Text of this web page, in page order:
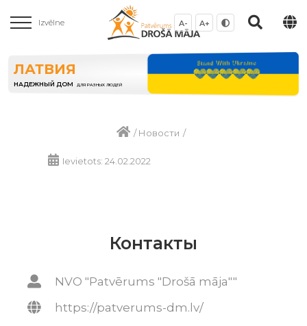
Izvēlne A- A+
ЛАТВИЯ
НАДЕЖНЫЙ ДОМ ДЛЯ РАЗНЫХ ЛЮДЕЙ
/Новости /
Ievietots: 24.02.2022
Контакты
NVO "Patvērums "Drošā māja""
https://patverums-dm.lv/